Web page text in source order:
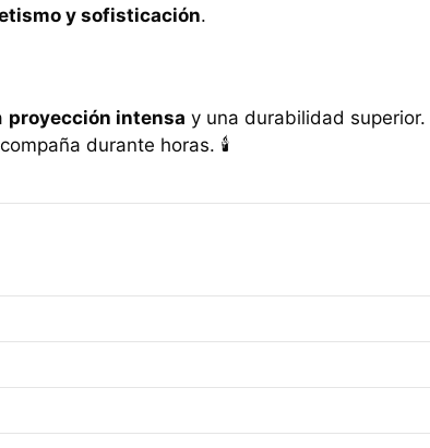
y sofisticación.
proyección intensa y una durabilidad
durante horas. 🕯️